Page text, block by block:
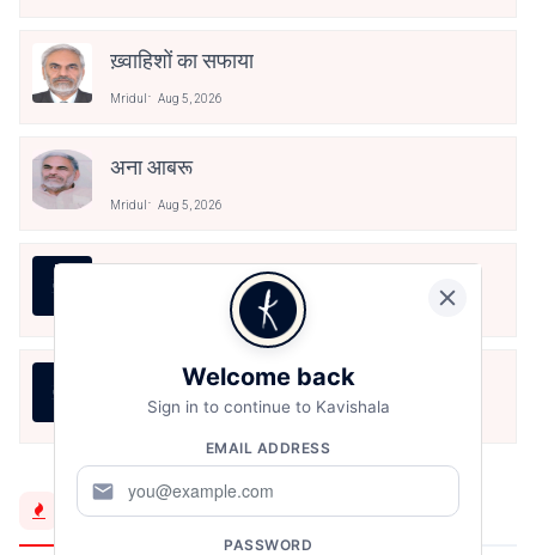
ख़्वाहिशों का सफाया
Mridul Aug 5, 2026
अना आबरू
Mridul Aug 5, 2026
Aug 5, 2026
Trending Now
Welcome back
Sign in to continue to Kavishala
EMAIL ADDRESS
mail
PASSWORD